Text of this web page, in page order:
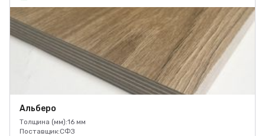
Альберо
Толщина (мм):16 мм
Поставщик:СФЗ